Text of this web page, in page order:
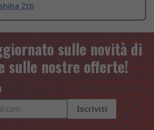
2tb
sulle novità di
sulle nostre offerte!
Iscriviti